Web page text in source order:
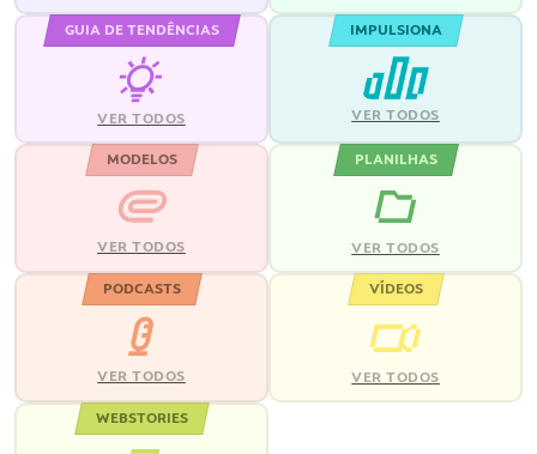
GUIA DE TENDÊNCIAS
VER TODOS
IMPULSIONA
VER TODOS
MODELOS
VER TODOS
PLANILHAS
VER TODOS
PODCASTS
VER TODOS
VÍDEOS
VER TODOS
WEBSTORIES